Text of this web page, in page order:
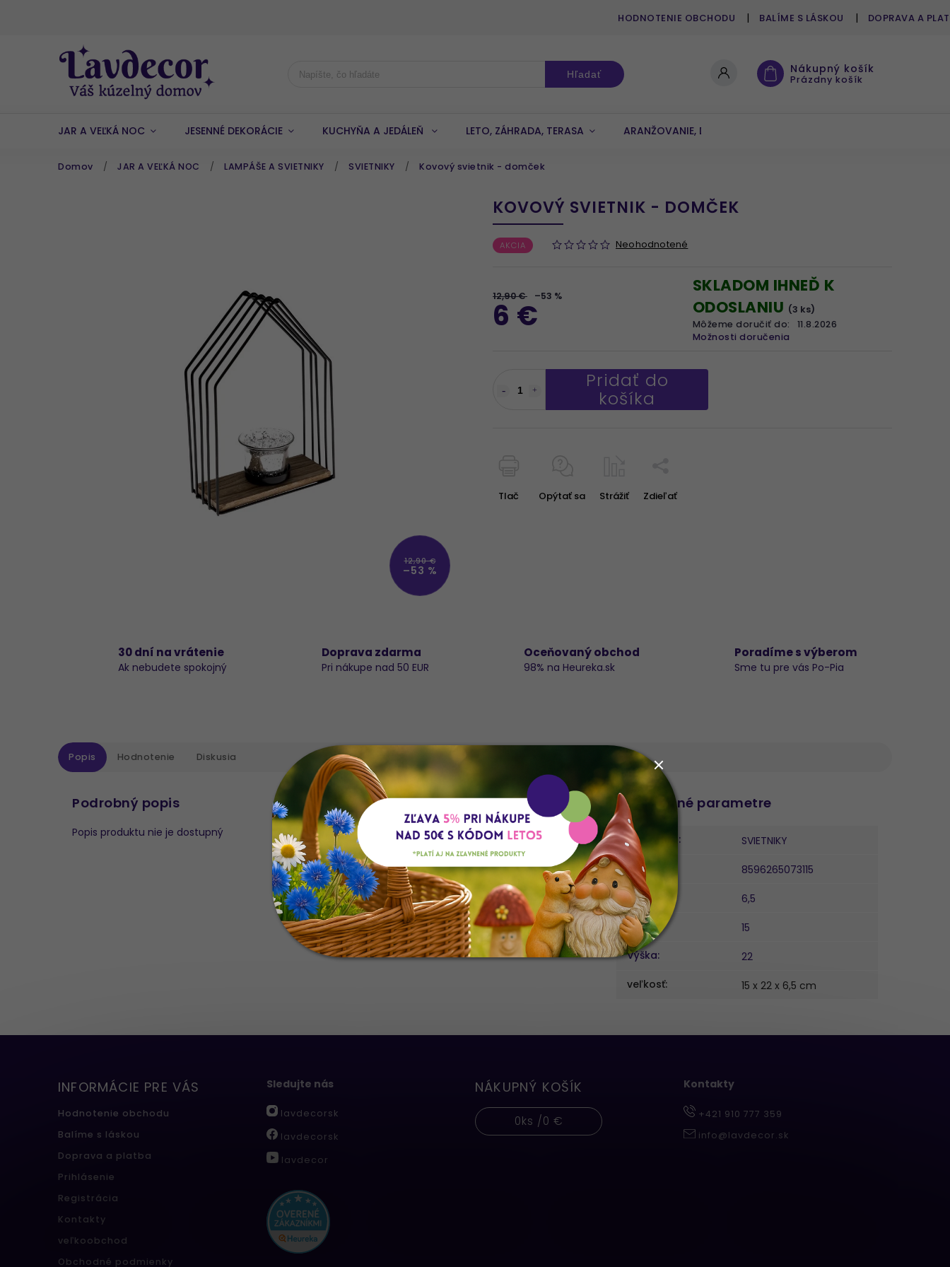
HODNOTENIE OBCHODU BALÍME S LÁSKOU DOPRAVA A
Hľadať Nákupný košík
Prázdny košík
JAR A VEĽKÁ NOC JESENNÉ DEKORÁCIE KUCHYŇA A JEDÁLEŇ LETO, ZÁHRADA, TERASA ARANŽOVANIE, DEKOROVANIE
Domov / JAR A VEĽKÁ NOC / LAMPÁŠE A SVIETNIKY / SVIETNIKY / Kovový svietnik - domček
12,90 €
–53 %
KOVOVÝ SVIETNIK - DOMČEK
AKCIA Neohodnotené
12,90 € –53 %
6 €
SKLADOM IHNEĎ K
ODOSLANIU (3 ks)
Môžeme doručiť do:
11.8.2026
Možnosti doručenia
Pridať do
košíka
Tlač Opýtať sa Strážiť Zdieľať
30 dní na vrátenie
Ak nebudete spokojný
Doprava zdarma
Pri nákupe nad 50 EUR
Oceňovaný obchod
98% na Heureka.sk
Poradíme s výberom
Sme tu pre vás Po-Pia
Popis Hodnotenie Diskusia
Podrobný popis
Popis produktu nie je dostupný
Dodatočné parametre
Kategória:
SVIETNIKY
EAN:
8596265073115
dĺžka
6,5
Šířka:
15
Výška:
22
veľkosť: 15 x 22 x 6,5 cm
INFORMÁCIE PRE VÁS
Hodnotenie obchodu
Balíme s láskou
Doprava a platba
Prihlásenie
Registrácia
Kontakty
veľkoobchod
Obchodné podmienky
Sledujte nás
lavdecorsk
lavdecorsk
lavdecor
NÁKUPNÝ KOŠÍK
0ks /0 €
Kontakty
+421 910 777 359
info@lavdecor.sk